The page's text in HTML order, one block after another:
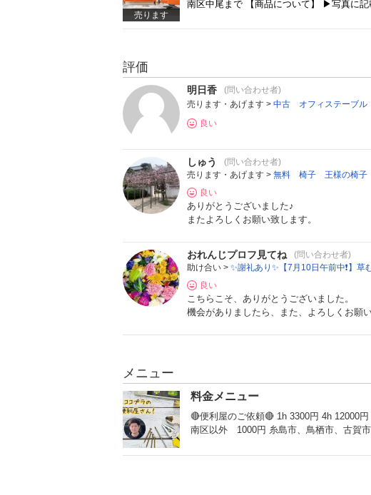
売ります
評価
明日香
(問い合わせ者)
売ります・あげます > 中古 オフィステーブ
良い
しゅう
(問い合わせ者)
売ります・あげます > 無料 椅子 王様の椅子
良い
ありがとうございました♪
またよろしくお願い致します。
おれんじプロフ見てね
(問い合わせ者)
助け合い > ✨謝礼あり✨【7月10日午前中❗️】
良い
こちらこそ、ありがとうございました。
機会がありましたら、また、よろしくお願い
メニュー
料金メニュー
🔴便利屋のご依頼🔴 1h 3300円 4h 12000円 ※南区 出張料 南区以外 1500円 糸島市、鳥栖市、古賀市 2500円 ※その他エリアは都度見積り ☆出張料☆